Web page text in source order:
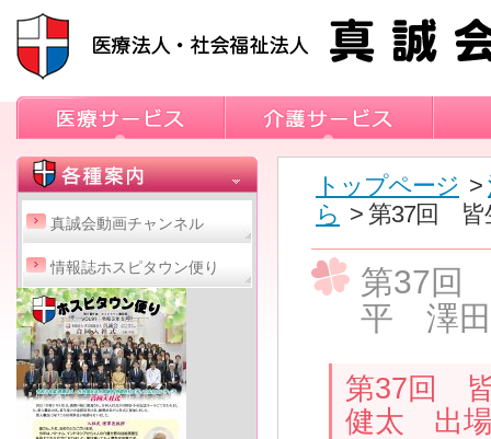
真誠会動画チャンネル
情報誌ホスピタウン便り
トップページ >
ら > 第37回
第37回
平 澤
第37回
健太 出